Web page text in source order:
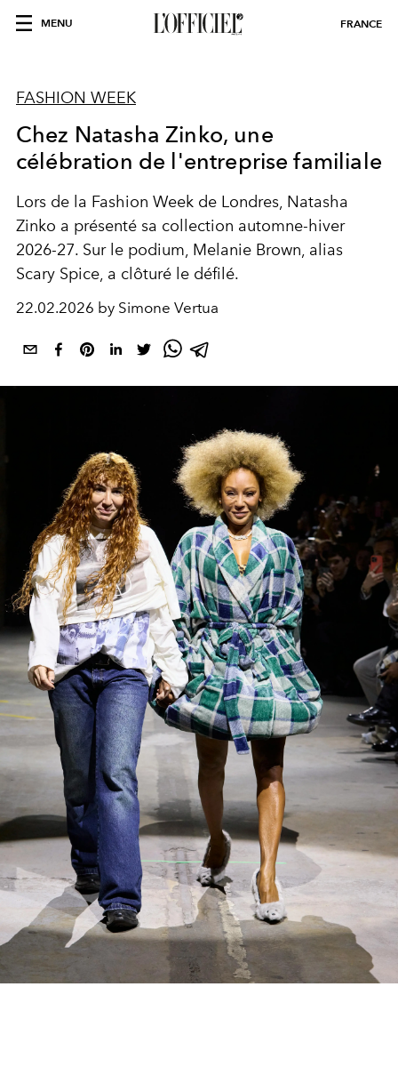
MENU FRANCE
FASHION WEEK
Chez Natasha Zinko, une
célébration de l'entreprise familiale
Lors de la Fashion Week de Londres, Natasha
Zinko a présenté sa collection automne-hiver
2026-27. Sur le podium, Melanie Brown, alias
Scary Spice, a clôturé le défilé.
22.02.2026 by Simone Vertua